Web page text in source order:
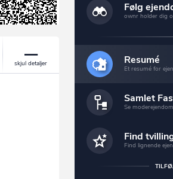
Følg
ownr holder dig
Resumé
Et resumé for
Samlet
Se
Find
Find lignende